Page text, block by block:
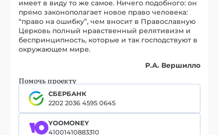
имеет в виду то же самое. Ничего подобного: он
прямо законополагает новое право человека:
“право на ошибку”, чем вносит в Православную
Церковь полный нравственный релятивизм и
беспринципность, которые и так господствуют в
окружающем мире.
Р.А. Вершилло
Помочь проекту
СБЕРБАНК
2202 2036 4595 0645
YOOMONEY
41001410883310